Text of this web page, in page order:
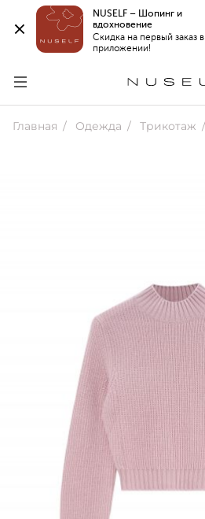
NUSELF – Шопинг и
вдохновение
Скидка на первый заказ в
приложении!
Главная Одежда Трикотаж